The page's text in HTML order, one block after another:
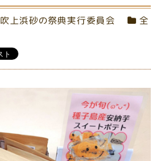
吹上浜砂の祭典実行委員会
全